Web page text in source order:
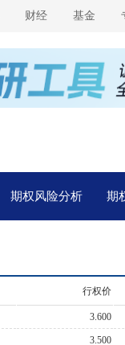
财经 基金
期权风险分析 期
行权价
3.600
3.500